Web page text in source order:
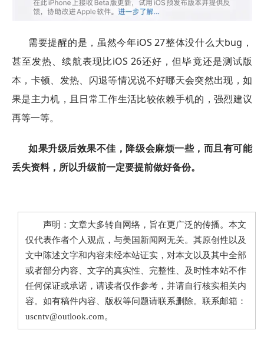
需要提醒的是，虽然今年iOS 27整体没什么大bug，
甚至发热、续航表现比iOS 26还好，但毕竟还是测试版
本，卡顿、发热、闪退等情况说不好哪天会突然出现，如
果是主力机，且日常工作生活比较依赖手机的，强烈建议
再等一等。
如果升级后效果不佳，降级会麻烦一些，而且有可能
丢失资料，所以升级前一定要提前做好备份。
声明：文章大多转自网络，旨在更广泛的传播。本文
仅代表作者个人观点，与美国新闻网无关。其原创性以及
文中陈述文字和内容未经本站证实，对本文以及其中全部
或者部分内容、文字的真实性、完整性、及时性本站不作
任何保证或承诺，请读者仅作参考，并请自行核实相关内
容。如有稿件内容、版权等问题请联系删除。联系邮箱：
uscntv@outlook.com。